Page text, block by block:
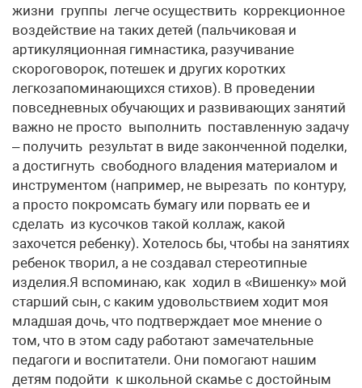
жизни группы легче осуществить коррекционное
воздействие на таких детей (пальчиковая и
артикуляционная гимнастика, разучивание
скороговорок, потешек и других коротких
легкозапоминающихся стихов). В проведении
повседневных обучающих и развивающих занятий
важно не просто выполнить поставленную задачу
– получить результат в виде законченной поделки,
а достигнуть свободного владения материалом и
инструментом (например, не вырезать по контуру,
а просто покромсать бумагу или порвать ее и
сделать из кусочков такой коллаж, какой
захочется ребенку). Хотелось бы, чтобы на занятиях
ребенок творил, а не создавал стереотипные
изделия.Я вспоминаю, как ходил в «Вишенку» мой
старший сын, с каким удовольствием ходит моя
младшая дочь, что подтверждает мое мнение о
том, что в этом саду работают замечательные
педагоги и воспитатели. Они помогают нашим
детям подойти к школьной скамье с достойным